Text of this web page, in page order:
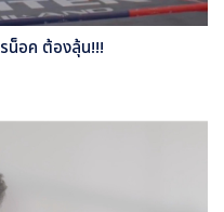
น็อค ต้องลุ้น!!!